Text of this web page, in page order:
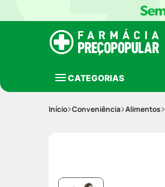
CATEGORIAS
Conveniência Alimentos